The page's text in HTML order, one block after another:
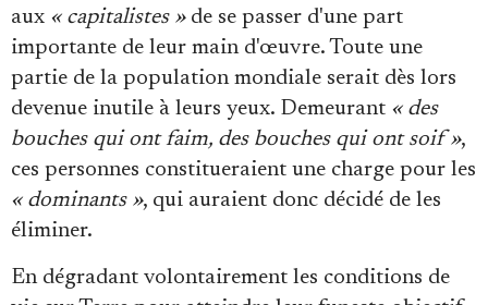
aux « capitalistes »de se passer d'une part
importante de leur main d'œuvre. Toute une
partie de la population mondiale serait dès lors
devenue inutile à leurs yeux. Demeurant « des
bouches qui ont faim, des bouches qui ont soif »,
ces personnes constitueraient une charge pour les
« dominants », qui auraient donc décidé de les
éliminer.
En dégradant volontairement les conditions de